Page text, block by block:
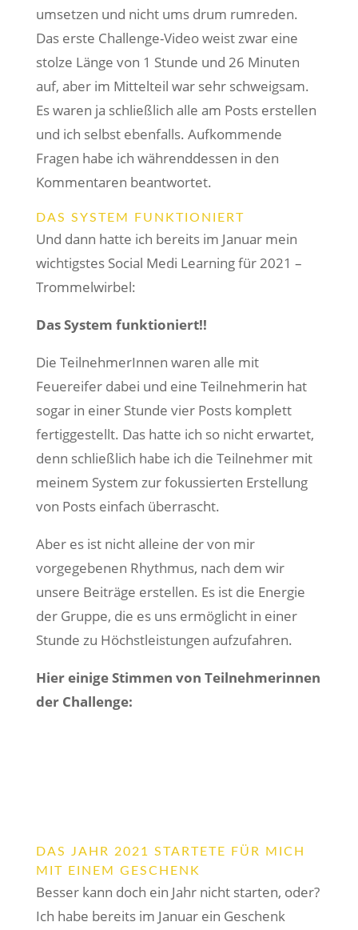
umsetzen und nicht ums drum rumreden.
Das erste Challenge-Video weist zwar eine
stolze Länge von 1 Stunde und 26 Minuten
auf, aber im Mittelteil war sehr schweigsam.
Es waren ja schließlich alle am Posts erstellen
und ich selbst ebenfalls. Aufkommende
Fragen habe ich währenddessen in den
Kommentaren beantwortet.
DAS SYSTEM FUNKTIONIERT
Und dann hatte ich bereits im Januar mein
wichtigstes Social Medi Learning für 2021 –
Trommelwirbel:
Das System funktioniert!!
Die TeilnehmerInnen waren alle mit
Feuereifer dabei und eine Teilnehmerin hat
sogar in einer Stunde vier Posts komplett
fertiggestellt. Das hatte ich so nicht erwartet,
denn schließlich habe ich die Teilnehmer mit
meinem System zur fokussierten Erstellung
von Posts einfach überrascht.
Aber es ist nicht alleine der von mir
vorgegebenen Rhythmus, nach dem wir
unsere Beiträge erstellen. Es ist die Energie
der Gruppe, die es uns ermöglicht in einer
Stunde zu Höchstleistungen aufzufahren.
Hier einige Stimmen von Teilnehmerinnen
der Challenge:
DAS JAHR 2021 STARTETE FÜR MICH
MIT EINEM GESCHENK
Besser kann doch ein Jahr nicht starten, oder?
Ich habe bereits im Januar ein Geschenk